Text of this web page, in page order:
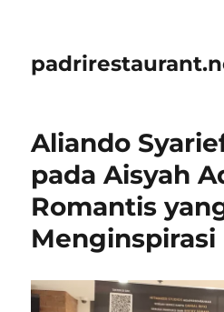
Aliando
pada Aisyah
Romantis
Menginspirasi